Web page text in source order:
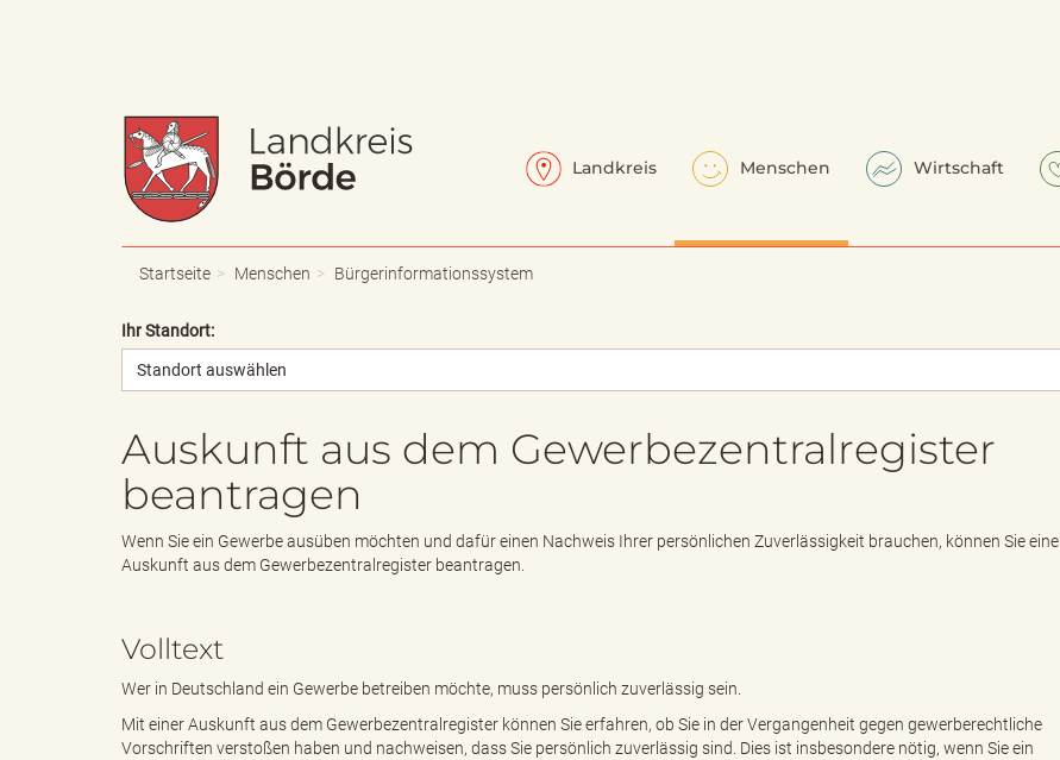
a
p
p
c
Landkreis Menschen Wirtschaft
Startseite Menschen Bürgerinformationssystem
Ihr Standort:
Standort auswählen
Auskunft aus dem Gewerbezentralregister
beantragen
Wenn Sie ein Gewerbe ausüben möchten und dafür einen Nachweis Ihrer persönlichen Zuverlässigkeit brauchen, können Sie eine
Auskunft aus dem Gewerbezentralregister beantragen.
Volltext
Wer in Deutschland ein Gewerbe betreiben möchte, muss persönlich zuverlässig sein.
Mit einer Auskunft aus dem Gewerbezentralregister können Sie erfahren, ob Sie in der Vergangenheit gegen gewerberechtliche
Vorschriften verstoßen haben und nachweisen, dass Sie persönlich zuverlässig sind. Dies ist insbesondere nötig, wenn Sie ein